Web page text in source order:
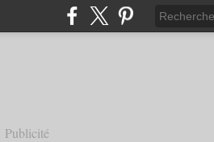
Publicité